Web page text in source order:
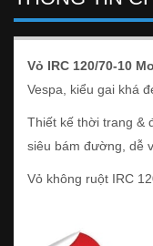
Vỏ IRC 120/70-10
Vespa, kiểu gai khá
Thiết kế thời trang &
siêu bám đường, dễ
Vỏ không ruột IRC